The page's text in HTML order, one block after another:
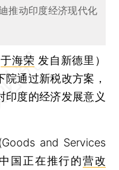
推动印度经济现代化
于海荣 发自新德里）
通过新税改方案，
印度的经济发展意义
and Services
国正在推行的营改